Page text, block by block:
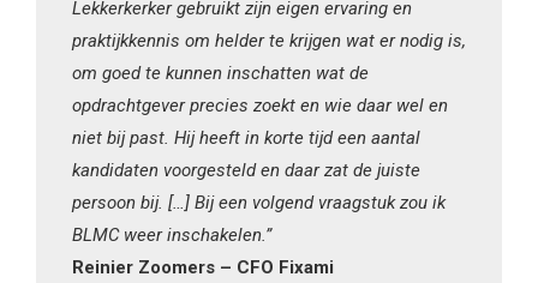
Lekkerkerker gebruikt zijn eigen ervaring en
praktijkkennis om helder te krijgen wat er nodig is,
om goed te kunnen inschatten wat de
opdrachtgever precies zoekt en wie daar wel en
niet bij past. Hij heeft in korte tijd een aantal
kandidaten voorgesteld en daar zat de juiste
persoon bij. […] Bij een volgend vraagstuk zou ik
BLMC weer inschakelen.”
Reinier Zoomers – CFO Fixami